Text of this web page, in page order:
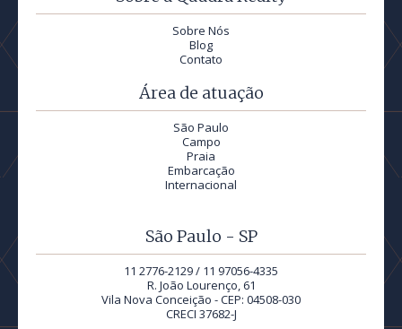
Sobre Nós
Blog
Contato
Área de atuação
São Paulo
Campo
Praia
Embarcação
Internacional
São Paulo - SP
11 2776-2129 / 11 97056-4335
R. João Lourenço, 61
Vila Nova Conceição - CEP: 04508-030
CRECI 37682-J